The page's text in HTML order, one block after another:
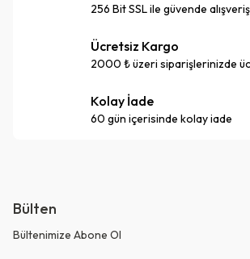
256 Bit SSL ile güvende alışveriş
Ücretsiz Kargo
2000 ₺ üzeri siparişlerinizde
Kolay İade
60 gün içerisinde kolay iade
Bülten
Bültenimize Abone Ol